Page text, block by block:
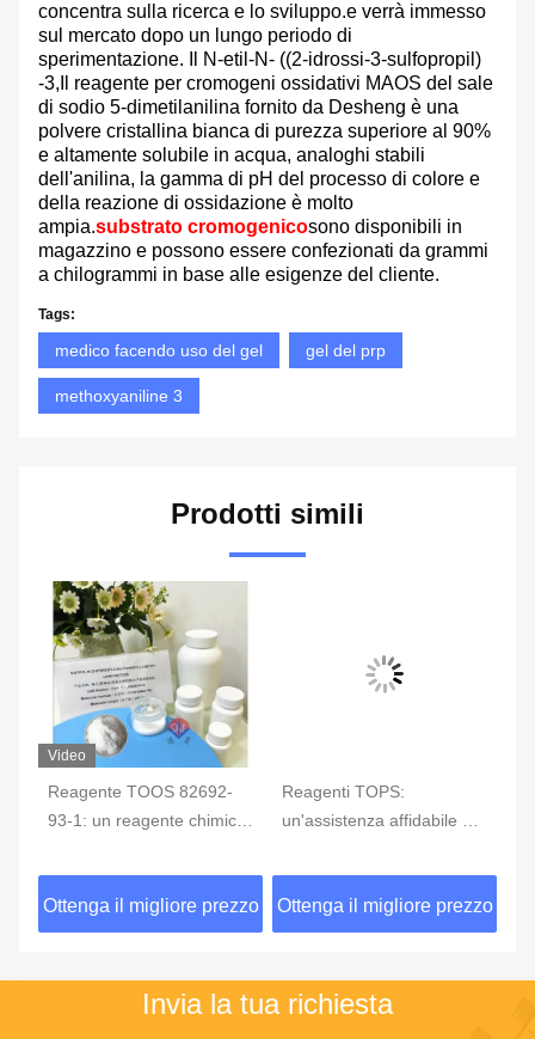
concentra sulla ricerca e lo sviluppo.e verrà immesso
sul mercato dopo un lungo periodo di
sperimentazione. Il N-etil-N- ((2-idrossi-3-sulfopropil)
-3,Il reagente per cromogeni ossidativi MAOS del sale
di sodio 5-dimetilanilina fornito da Desheng è una
polvere cristallina bianca di purezza superiore al 90%
e altamente solubile in acqua, analoghi stabili
dell'anilina, la gamma di pH del processo di colore e
della reazione di ossidazione è molto
ampia.substrato cromogenicosono disponibili in
magazzino e possono essere confezionati da grammi
a chilogrammi in base alle esigenze del cliente.
Tags:
medico facendo uso del gel gel del prp
methoxyaniline 3
Prodotti simili
Video
Reagente TOOS 82692-
93-1: un reagente chimico
monitoraggio della
glicemia
Ottenga il migliore prezzo
Reagenti TOPS:
un'assistenza affidabile per
Ottenga il migliore prezzo
Invia la tua richiesta